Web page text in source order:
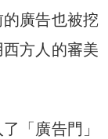
廣告也被挖
方人的審美
「廣告門」